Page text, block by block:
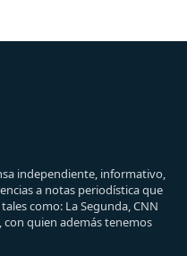
independiente, informativo,
a notas periodística que
como: La Segunda, CNN
con quien además tenemos